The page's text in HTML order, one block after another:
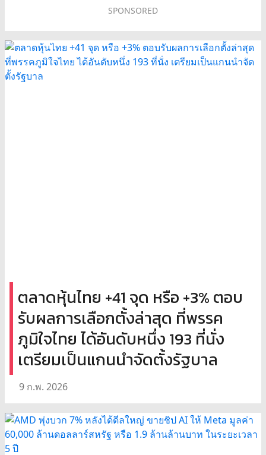
SPONSORED
ตลาดหุ้นไทย +41 จุด หรือ +3% ตอบ
รับผลการเลือกตั้งล่าสุด ที่พรรค
ภูมิใจไทย ได้อันดับหนึ่ง 193 ที่นั่ง
เตรียมเป็นแกนนำจัดตั้งรัฐบาล
9 ก.พ. 2026